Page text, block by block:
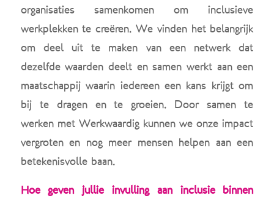
organisaties samenkomen om inclusieve
werkplekken te creëren. We vinden het belangrijk
om deel uit te maken van een netwerk dat
dezelfde waarden deelt en samen werkt aan een
maatschappij waarin iedereen een kans krijgt om
bij te dragen en te groeien. Door samen te
werken met Werkwaardig kunnen we onze impact
vergroten en nog meer mensen helpen aan een
betekenisvolle baan.
Hoe geven jullie invulling aan inclusie binnen